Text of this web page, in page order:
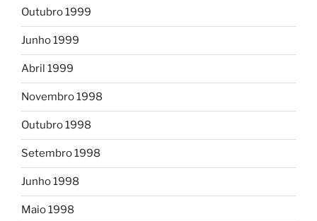
Outubro 1999
Junho 1999
Abril 1999
Novembro 1998
Outubro 1998
Setembro 1998
Junho 1998
Maio 1998